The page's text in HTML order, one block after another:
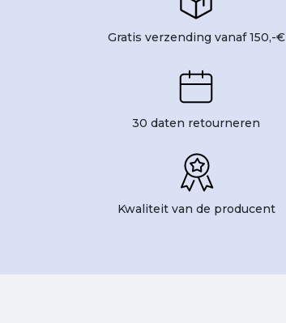
Gratis verzending vanaf 150,-€
30 daten retourneren
Kwaliteit van de producent